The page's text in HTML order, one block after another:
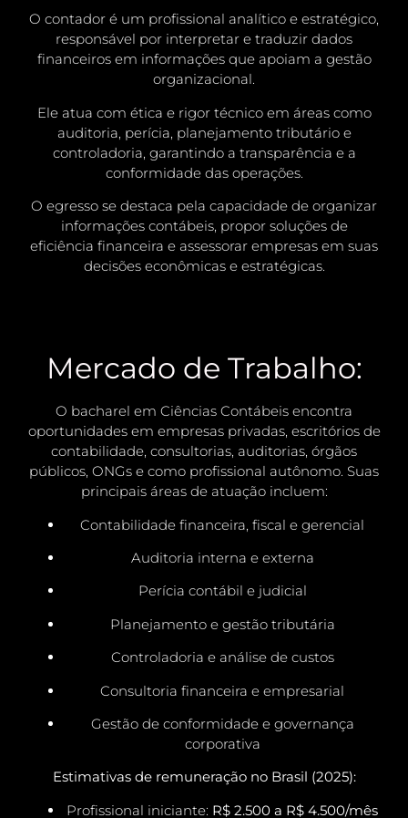
O contador é um profissional analítico e estratégico,
responsável por interpretar e traduzir dados
financeiros em informações que apoiam a gestão
organizacional.
Ele atua com ética e rigor técnico em áreas como
auditoria, perícia, planejamento tributário e
controladoria, garantindo a transparência e a
conformidade das operações.
O egresso se destaca pela capacidade de organizar
informações contábeis, propor soluções de
eficiência financeira e assessorar empresas em suas
decisões econômicas e estratégicas.
Mercado de Trabalho:
O bacharel em Ciências Contábeis encontra
oportunidades em empresas privadas, escritórios de
contabilidade, consultorias, auditorias, órgãos
públicos, ONGs e como profissional autônomo. Suas
principais áreas de atuação incluem:
Contabilidade financeira, fiscal e gerencial
Auditoria interna e externa
Perícia contábil e judicial
Planejamento e gestão tributária
Controladoria e análise de custos
Consultoria financeira e empresarial
Gestão de conformidade e governança
corporativa
Estimativas de remuneração no Brasil (2025):
Profissional iniciante: R$ 2.500 a R$ 4.500/mês